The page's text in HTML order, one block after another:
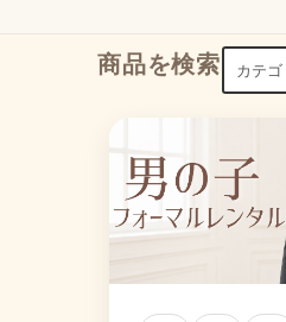
商品を検索